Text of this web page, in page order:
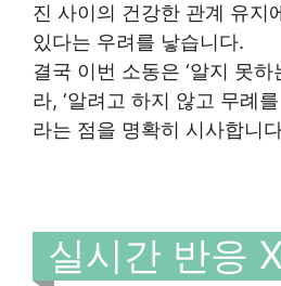
진 사이의 건강한 관계 유지
있다는 우려를 낳습니다.
결국 이번 소동은 ‘알지 못하
라, ‘알려고 하지 않고 무례
라는 점을 명확히 시사합니
실시간 반응